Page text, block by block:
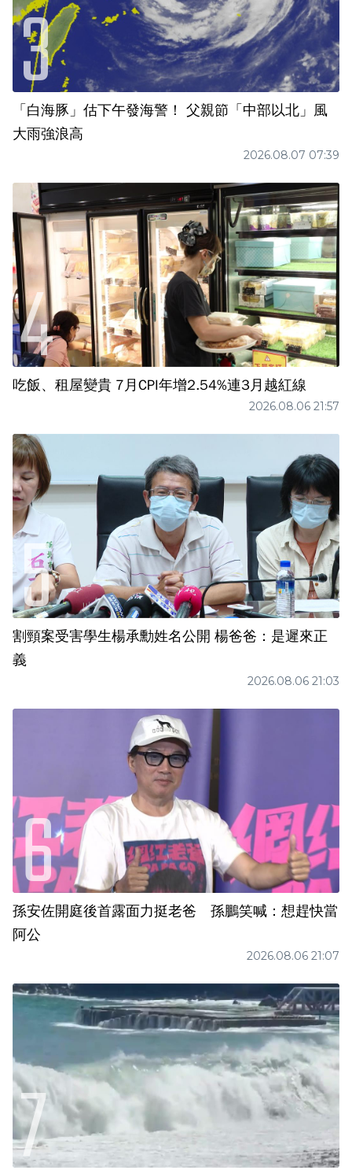
「白海豚」估下午發海警！ 父親節「中部以北」風
大雨強浪高
2026.08.07 07:39
吃飯、租屋變貴 7月CPI年增2.54%連3月越紅線
2026.08.06 21:57
割頸案受害學生楊承勳姓名公開 楊爸爸：是遲來正
義
2026.08.06 21:03
孫安佐開庭後首露面力挺老爸 孫鵬笑喊：想趕快當
阿公
2026.08.06 21:07